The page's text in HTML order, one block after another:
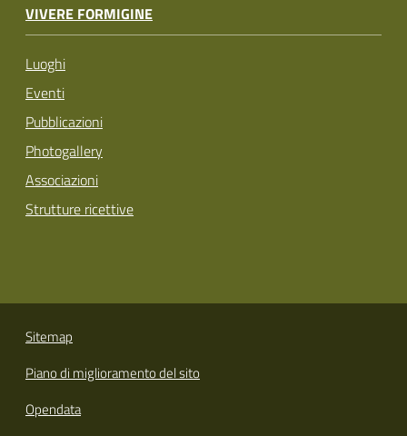
VIVERE FORMIGINE
Luoghi
Eventi
Pubblicazioni
Photogallery
Associazioni
Strutture ricettive
Sitemap
Piano di miglioramento del sito
Opendata